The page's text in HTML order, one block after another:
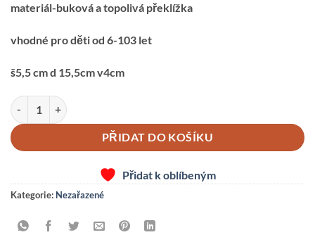
materiál-buková a topolivá překlížka
vhodné pro děti od 6-103 let
š5,5 cm d 15,5cm v4cm
Hlavolam Hanojská věž množství
PŘIDAT DO KOŠÍKU
Přidat k oblíbeným
Kategorie: Nezařazené